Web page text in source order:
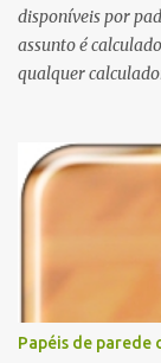
disponíveis por
assunto é
qualquer
enter), ou até
escrever a
quando estou na
celular, fico um
disponíveis.
calculadora, com
Papéis de